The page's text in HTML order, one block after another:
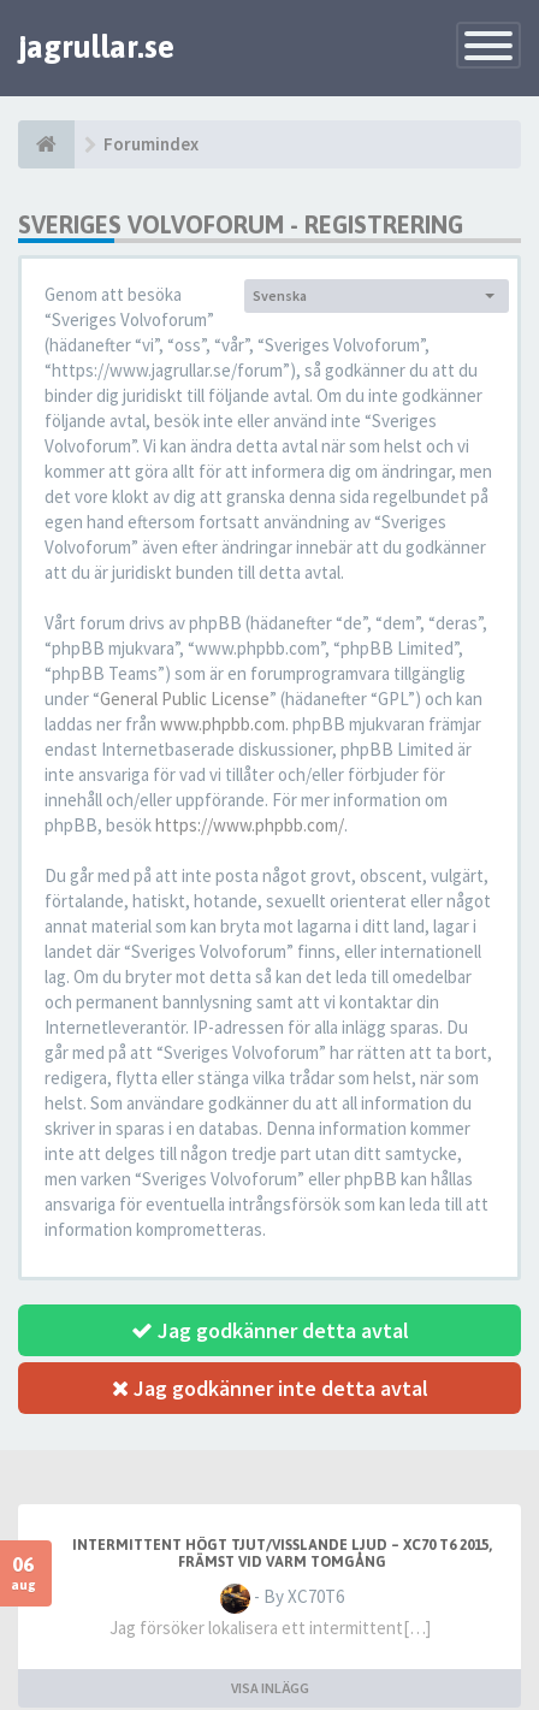
Toggle
jagrullar.se
Forumindex
SVERIGES VOLVOFORUM - REGISTRERING
Språk:
Svenska
Genom att besöka
“Sveriges Volvoforum”
(hädanefter “vi”, “oss”, “vår”, “Sveriges Volvoforum”,
“https://www.jagrullar.se/forum”), så godkänner du att du
binder dig juridiskt till följande avtal. Om du inte godkänner
följande avtal, besök inte eller använd inte “Sveriges
Volvoforum”. Vi kan ändra detta avtal när som helst och vi
kommer att göra allt för att informera dig om ändringar, men
det vore klokt av dig att granska denna sida regelbundet på
egen hand eftersom fortsatt användning av “Sveriges
Volvoforum” även efter ändringar innebär att du godkänner
att du är juridiskt bunden till detta avtal.
Vårt forum drivs av phpBB (hädanefter “de”, “dem”, “deras”,
“phpBB mjukvara”, “www.phpbb.com”, “phpBB Limited”,
“phpBB Teams”) som är en forumprogramvara tillgänglig
under “General Public License” (hädanefter “GPL”) och kan
laddas ner från www.phpbb.com. phpBB mjukvaran främjar
endast Internetbaserade diskussioner, phpBB Limited är
inte ansvariga för vad vi tillåter och/eller förbjuder för
innehåll och/eller uppförande. För mer information om
phpBB, besökhttps://www.phpbb.com/.
Du går med på att inte posta något grovt, obscent, vulgärt,
förtalande, hatiskt, hotande, sexuellt orienterat eller något
annat material som kan bryta mot lagarna i ditt land, lagar i
landet där “Sveriges Volvoforum” finns, eller internationell
lag. Om du bryter mot detta så kan det leda till omedelbar
och permanent bannlysning samt att vi kontaktar din
Internetleverantör. IP-adressen för alla inlägg sparas. Du
går med på att “Sveriges Volvoforum” har rätten att ta bort,
redigera, flytta eller stänga vilka trådar som helst, när som
helst. Som användare godkänner du att all information du
skriver in sparas i en databas. Denna information kommer
inte att delges till någon tredje part utan ditt samtycke,
men varken “Sveriges Volvoforum” eller phpBB kan hållas
ansvariga för eventuella intrångsförsök som kan leda till att
information komprometteras.
Jag godkänner detta avtal
Jag godkänner inte detta avtal
06
aug
INTERMITTENT HÖGT TJUT/VISSLANDE LJUD – XC70 T6 2015,
FRÄMST VID VARM TOMGÅNG
- By XC70T6
Jag försöker lokalisera ett intermittent[…]
VISA INLÄGG